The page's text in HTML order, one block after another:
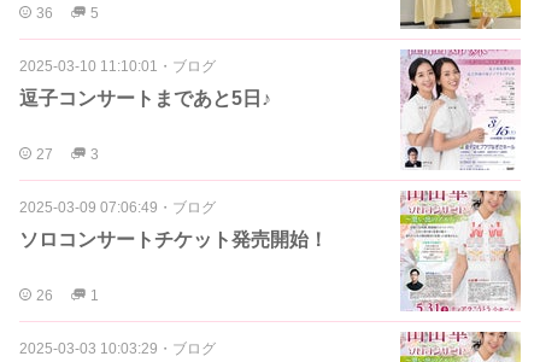
36 5
2025-03-10 11:10:01 ・ ブログ
逗子コンサートまであと5日♪
27 3
2025-03-09 07:06:49 ・ ブログ
ソロコンサートチケット発売開始！
26 1
2025-03-03 10:03:29 ・ ブログ